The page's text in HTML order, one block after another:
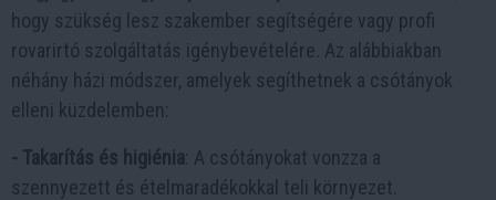
hogy szükség lesz szakember segítségére vagy profi
rovarirtó szolgáltatás igénybevételére. Az alábbiakban
néhány házi módszer, amelyek segíthetnek a csótányok
elleni küzdelemben:
- Takarítás és higiénia : A csótányokat vonzza a
szennyezett és ételmaradékokkal teli környezet.